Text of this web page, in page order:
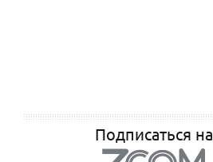
Подписаться на